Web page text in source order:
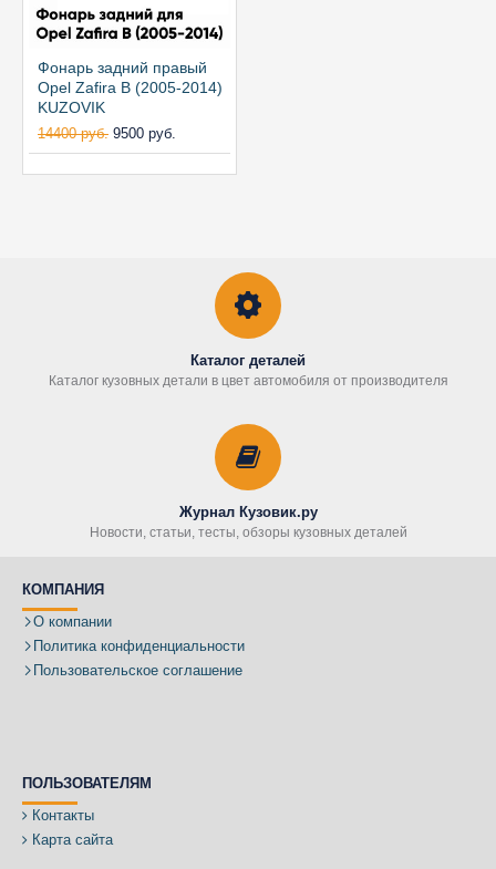
Фонарь задний правый
Opel Zafira B (2005-2014)
KUZOVIK
14400 руб. 9500 руб.
Каталог деталей
Каталог кузовных детали в цвет автомобиля от производителя
Журнал Кузовик.ру
Новости, статьи, тесты, обзоры кузовных деталей
КОМПАНИЯ
О компании
Политика конфиденциальности
Пользовательское соглашение
ПОЛЬЗОВАТЕЛЯМ
Контакты
Карта сайта